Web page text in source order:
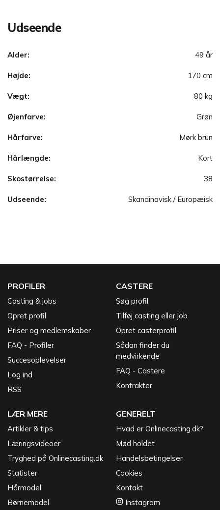
Udseende
Alder: 49 år
Højde: 170 cm
Vægt: 80 kg
Øjenfarve: Grøn
Hårfarve: Mørk brun
Hårlængde: Kort
Skostørrelse: 38
Udseende: Skandinavisk / Europæisk
PROFILER
Casting & jobs
Opret profil
Priser og medlemskaber
FAQ - Profiler
Succesoplevelser
Log ind
RSS
CASTERE
Søg profil
Tilføj casting eller job
Opret casterprofil
Sådan finder du
medvirkende
FAQ - Castere
Kontrakter
LÆR MERE
Artikler & tips
Læringsvideoer
Tryghed på Onlinecasting.dk
Statister
Hårmodel
Børnemodel
GENERELT
Hvad er Onlinecasting.dk?
Mød holdet
Handelsbetingelser
Cookies
Kontakt
Instagram